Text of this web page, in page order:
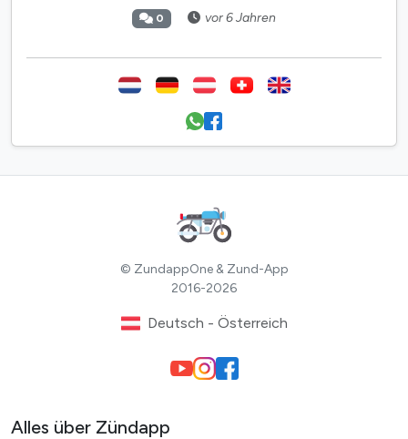
0 vor 6 Jahren
© ZundappOne & Zund-App
2016-2026
Deutsch - Österreich
Alles über Zündapp